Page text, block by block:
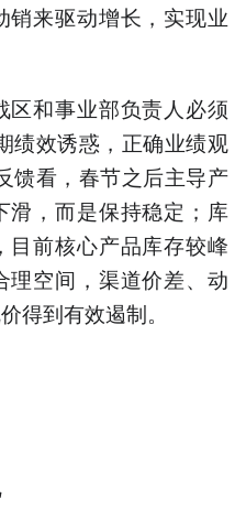
销来驱动增长，实现业
区和事业部负责人必须
绩效诱惑，正确业绩观
馈看，春节之后主导产
滑，而是保持稳定；库
目前核心产品库存较峰
理空间，渠道价差、动
得到有效遏制。